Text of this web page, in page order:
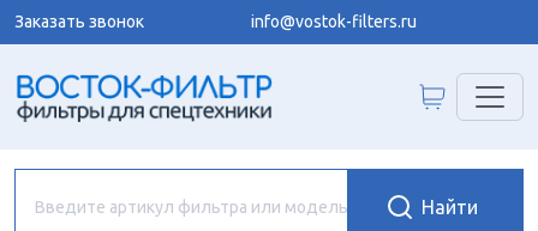
Заказать звонок info@vostok-filters.ru